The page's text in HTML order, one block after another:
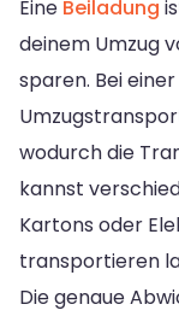
Eine Beiladung
deinem Umzug
sparen. Bei
wodurch die
kannst
Kartons oder
transportieren
Die genaue